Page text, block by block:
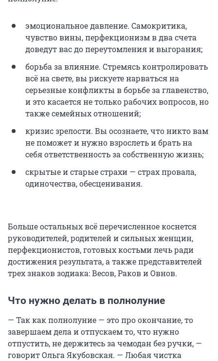
эмоциональное давление. Самокритика,
чувство вины, перфекционизм в два счета
доведут вас до переутомления и выгорания;
борьба за влияние. Стремясь контролировать
всё на свете, вы рискуете нарваться на
серьезные конфликты в борьбе за главенство,
и это касается не только рабочих вопросов, но
также семейных отношений;
кризис зрелости. Вы осознаете, что никто вам
не поможет и нужно взрослеть и брать на
себя ответственность за собственную жизнь;
скрытые и старые страхи — страх провала,
одиночества, обесценивания.
Больше остальных всё перечисленное коснется
руководителей, родителей и сильных женщин,
перфекционистов, готовых костьми лечь ради
достижения результата, а также представителей
трех знаков зодиака: Весов, Раков и Овнов.
Что нужно делать в полнолуние
— Так как полнолуние — это про окончание, то
завершаем дела и отпускаем то, что нужно
отпустить, не держитесь за чемодан без ручки, —
говорит Ольга Якубовская. — Любая чистка